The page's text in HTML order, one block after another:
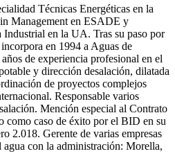
Técnicas Energéticas en la
Management en ESADE y
en la UA. Tras su paso por
en 1994 a Aguas de
de experiencia profesional en el
y dirección desalación, dilatada
de proyectos complejos
Responsable varios
Mención especial al Contrato
como caso de éxito por el BID en su
2.018. Gerente de varias empresas
con la administración: Morella,